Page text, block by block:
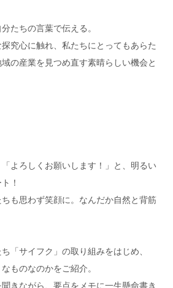
たちの言葉で伝える。
究心に触れ、私たちにとってもあらた
の産業を見つめ直す素晴らしい機会と
よろしくお願いします！」と、明るい
！
も思わず笑顔に。なんだか自然と背筋
「サイフク」の取り組みをはじめ、
ものなのかをご紹介。
きながら、要点をメモに一生懸命書き